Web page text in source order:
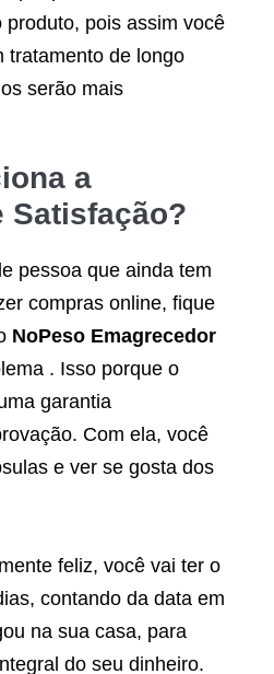
produto, pois assim você
tratamento de longo
serão mais
a
Satisfação?
pessoa que ainda tem
compras online, fique
NoPeso Emagrecedor
. Isso porque o
garantia
Com ela, você
e ver se gosta dos
feliz, você vai ter o
contando da data em
na sua casa, para
do seu dinheiro.